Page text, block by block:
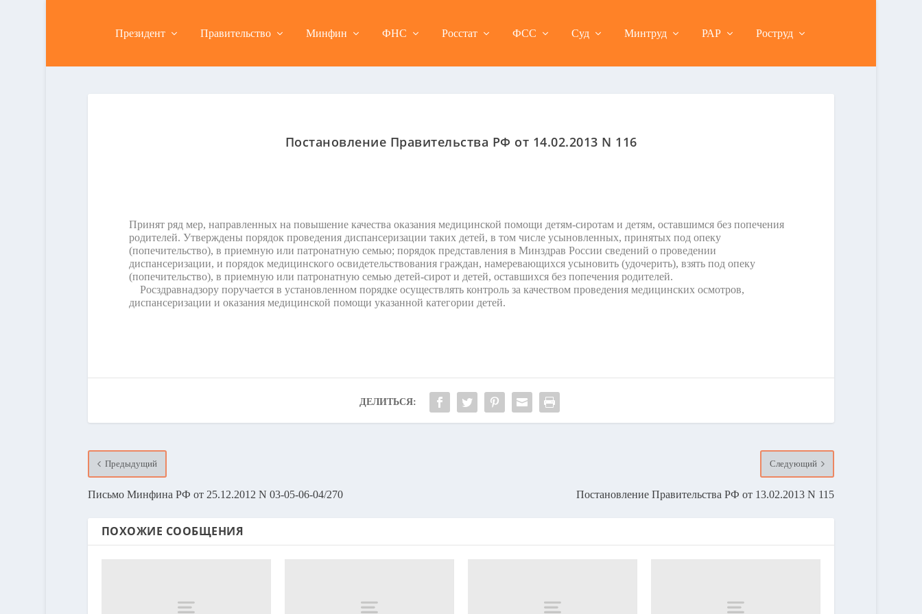
Президент Правительство Минфин ФНС Росстат ФСС Суд Минтруд РАР Роструд
Постановление Правительства РФ от 14.02.2013 N 116
Принят ряд мер, направленных на повышение качества оказания медицинской помощи детям-сиротам и детям, оставшимся без попечения
родителей. Утверждены порядок проведения диспансеризации таких детей, в том числе усыновленных, принятых под опеку
(попечительство), в приемную или патронатную семью; порядок представления в Минздрав России сведений о проведении
диспансеризации, и порядок медицинского освидетельствования граждан, намеревающихся усыновить (удочерить), взять под опеку
(попечительство), в приемную или патронатную семью детей-сирот и детей, оставшихся без попечения родителей.
Росздравнадзору поручается в установленном порядке осуществлять контроль за качеством проведения медицинских осмотров,
диспансеризации и оказания медицинской помощи указанной категории детей.
ДЕЛИТЬСЯ:
Предыдущий
Письмо Минфина РФ от 25.12.2012 N 03-05-06-04/270
Следующий
Постановление Правительства РФ от 13.02.2013 N 115
ПОХОЖИЕ СООБЩЕНИЯ